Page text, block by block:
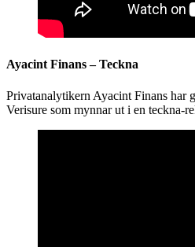
Ayacint Finans – Teckna
Privatanalytikern Ayacint Finans har
Verisure som mynnar ut i en teckna-